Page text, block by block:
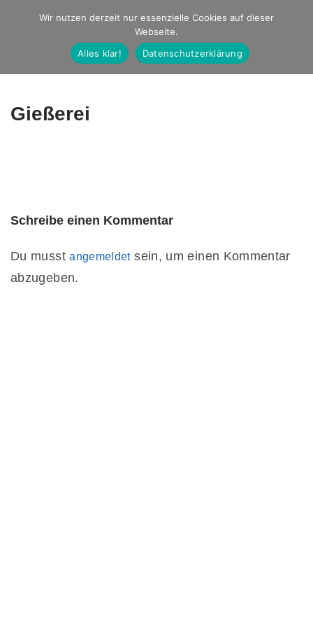
Studio Ernst
Fotografie
Gießerei
Schreibe einen Kommentar
Du musstangemeldetsein, um einen Kommentar
abzugeben.
Wir nutzen derzeit nur essenzielle Cookies auf dieser
Webseite.
Alles klar!
Datenschutzerklärung